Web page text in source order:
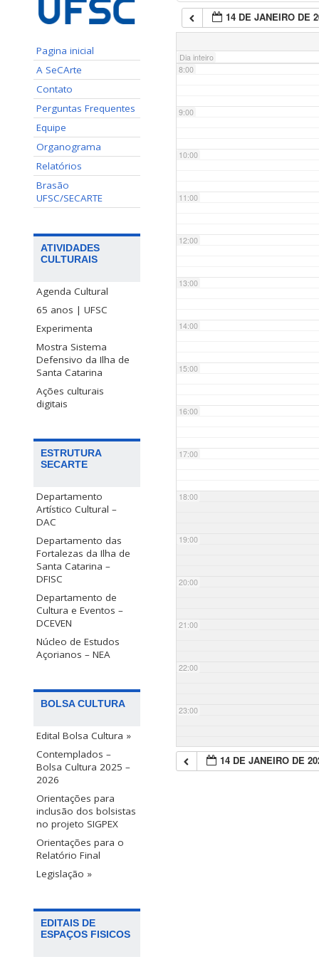
Pagina inicial
A SeCArte
Contato
Perguntas Frequentes
Equipe
Organograma
Relatórios
Brasão
UFSC/SECARTE
ATIVIDADES
CULTURAIS
Agenda Cultural
65 anos | UFSC
Experimenta
Mostra Sistema
Defensivo da Ilha de
Santa Catarina
Ações culturais
digitais
ESTRUTURA
SECARTE
Departamento
Artístico Cultural –
DAC
Departamento das
Fortalezas da Ilha de
Santa Catarina –
DFISC
Departamento de
Cultura e Eventos –
DCEVEN
Núcleo de Estudos
Açorianos – NEA
BOLSA CULTURA
Edital Bolsa Cultura »
Contemplados –
Bolsa Cultura 2025 –
2026
Orientações para
inclusão dos bolsistas
no projeto SIGPEX
Orientações para o
Relatório Final
Legislação »
EDITAIS DE
ESPAÇOS FISICOS
14 DE JANEIRO DE
Dia inteiro
7:00
8:00
9:00
10:00
11:00
12:00
13:00
14:00
15:00
16:00
17:00
18:00
19:00
20:00
21:00
22:00
23:00
14 DE JANEIRO DE